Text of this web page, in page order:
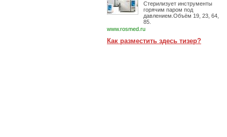
Стерилизует инструменты
горячим паром под
давлением.Объём 19, 23, 64,
85.
www.rosmed.ru
Как разместить здесь тизер?